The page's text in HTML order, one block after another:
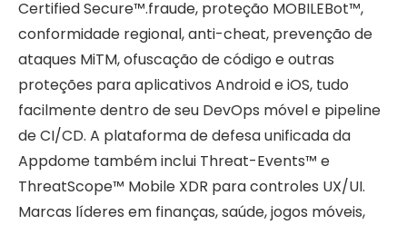
Certified Secure™.fraude, proteção MOBILEBot™,
conformidade regional, anti-cheat, prevenção de
ataques MiTM, ofuscação de código e outras
proteções para aplicativos Android e iOS, tudo
facilmente dentro de seu DevOps móvel e pipeline
de CI/CD. A plataforma de defesa unificada da
Appdome também inclui Threat-Events™ e
ThreatScope™ Mobile XDR para controles UX/UI.
Marcas líderes em finanças, saúde, jogos móveis,